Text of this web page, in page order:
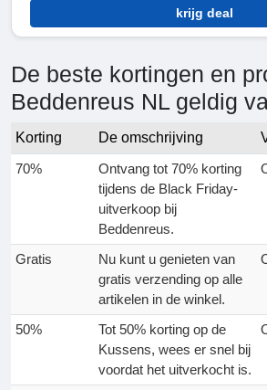
krijg deal
De beste kortingen en
Beddenreus NL geldig
Korting De omschrijving
70%
Ontvang tot 70% korting
tijdens de Black Friday-
uitverkoop bij
Beddenreus.
Gratis
Nu kunt u genieten van
gratis verzending op alle
artikelen in de winkel.
50%
Tot 50% korting op de
Kussens, wees er snel bij
voordat het uitverkocht is.